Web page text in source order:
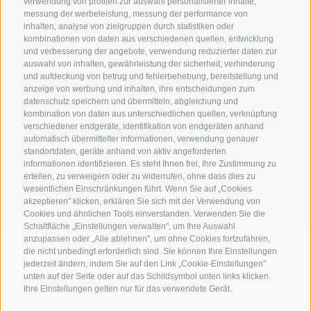
messung der werbeleistung, messung der performance von
inhalten, analyse von zielgruppen durch statistiken oder
kombinationen von daten aus verschiedenen quellen, entwicklung
und verbesserung der angebote, verwendung reduzierter daten zur
auswahl von inhalten, gewährleistung der sicherheit, verhinderung
und aufdeckung von betrug und fehlerbehebung, bereitstellung und
anzeige von werbung und inhalten, ihre entscheidungen zum
datenschutz speichern und übermitteln, abgleichung und
kombination von daten aus unterschiedlichen quellen, verknüpfung
verschiedener endgeräte, identifikation von endgeräten anhand
automatisch übermittelter informationen, verwendung genauer
standortdaten, geräte anhand von aktiv angeforderten
informationen identifizieren. Es steht Ihnen frei, Ihre Zustimmung zu
erteilen, zu verweigern oder zu widerrufen, ohne dass dies zu
wesentlichen Einschränkungen führt. Wenn Sie auf „Cookies
akzeptieren" klicken, erklären Sie sich mit der Verwendung von
Cookies und ähnlichen Tools einverstanden. Verwenden Sie die
Schaltfläche „Einstellungen verwalten", um Ihre Auswahl
anzupassen oder „Alle ablehnen", um ohne Cookies fortzufahren,
die nicht unbedingt erforderlich sind. Sie können Ihre Einstellungen
jederzeit ändern, indem Sie auf den Link „Cookie-Einstellungen"
unten auf der Seite oder auf das Schildsymbol unten links klicken.
Ihre Einstellungen gelten nur für das verwendete Gerät.
39021 Latsch-Italien
Wetter Ferienwohnungen Best-Price
PARTNER EINBLENDEN
Impressum
Privacy